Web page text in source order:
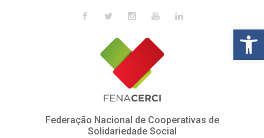
Skip to main content
Federação Nacional de Cooperativas de
Solidariedade Social